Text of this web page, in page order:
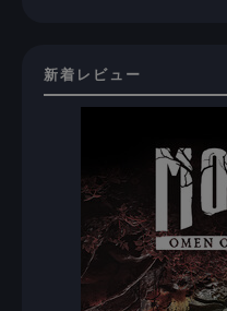
新着レビュー